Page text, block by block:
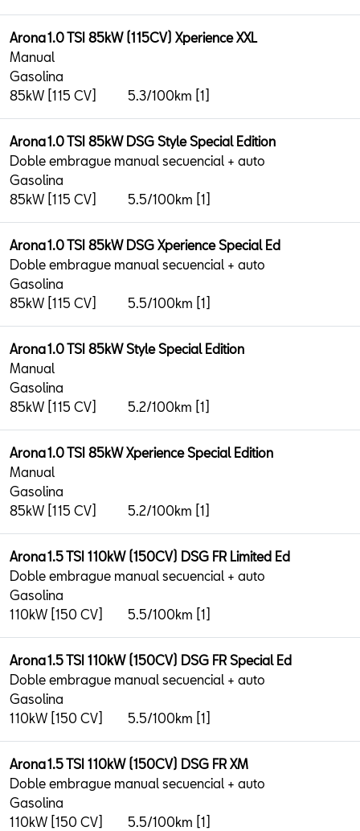
Arona 1.0 TSI 85kW (115CV) Xperience XXL
Manual
Gasolina
85kW [115 CV]
5.3/100km [1]
Arona 1.0 TSI 85kW DSG Style Special Edition
Doble embrague manual secuencial + auto
Gasolina
85kW [115 CV]
5.5/100km [1]
Arona 1.0 TSI 85kW DSG Xperience Special Ed
Doble embrague manual secuencial + auto
Gasolina
85kW [115 CV]
5.5/100km [1]
Arona 1.0 TSI 85kW Style Special Edition
Manual
Gasolina
85kW [115 CV]
5.2/100km [1]
Arona 1.0 TSI 85kW Xperience Special Edition
Manual
Gasolina
85kW [115 CV]
5.2/100km [1]
Arona 1.5 TSI 110kW (150CV) DSG FR Limited Ed
Doble embrague manual secuencial + auto
Gasolina
110kW [150 CV]
5.5/100km [1]
Arona 1.5 TSI 110kW (150CV) DSG FR Special Ed
Doble embrague manual secuencial + auto
Gasolina
110kW [150 CV]
5.5/100km [1]
Arona 1.5 TSI 110kW (150CV) DSG FR XM
Doble embrague manual secuencial + auto
Gasolina
110kW [150 CV]
5.5/100km [1]